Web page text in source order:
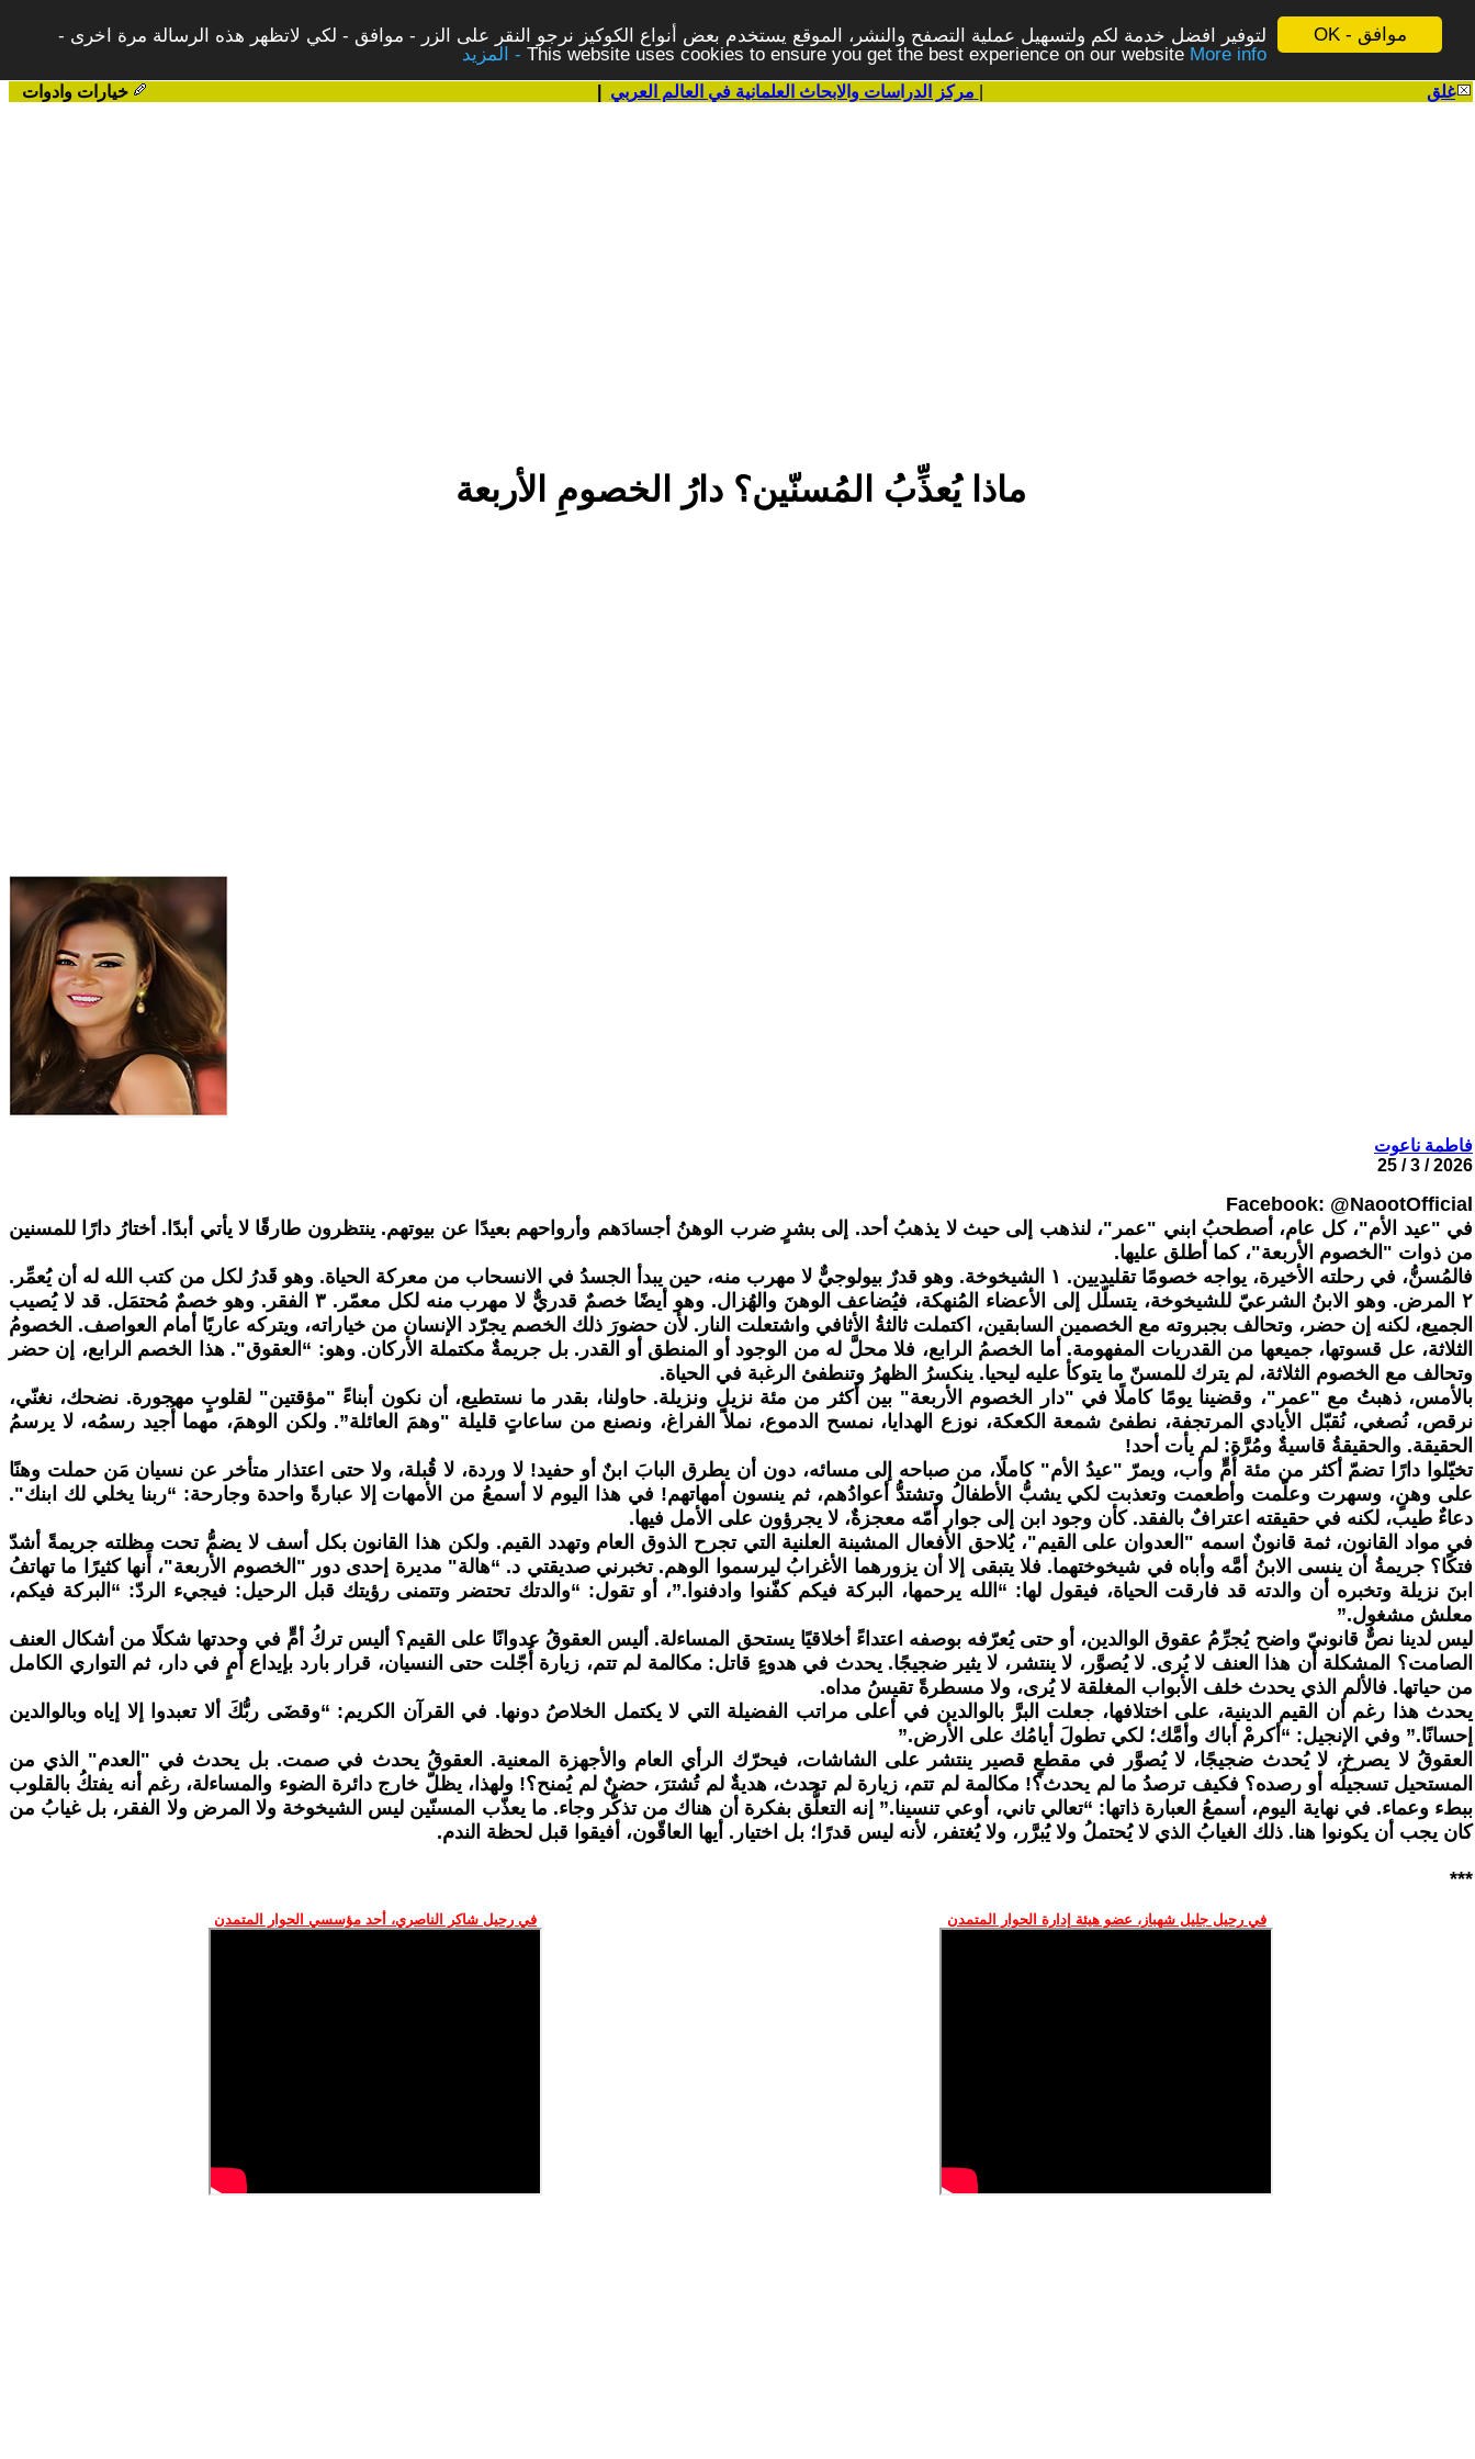
موافق - OK
لتوفير افضل خدمة لكم ولتسهيل عملية التصفح والنشر، الموقع يستخدم بعض أنواع الكوكيز نرجو النقر على الزر - موافق - لكي لاتظهر هذه الرسالة مرة اخرى -
This website uses cookies to ensure you get the best experience on our website More info - المزيد
غلق خيارات وادوات
ماذا يُعذِّبُ المُسنّين؟ دارُ الخصومِ الأربعة
فاطمة ناعوت
2026 / 3 / 25
Facebook: @NaootOfficial
في "عيد الأم"، كل عام، أصطحبُ ابني "عمر"، لنذهب إلى حيث لا يذهبُ أحد. إلى بشرٍ ضرب الوهنُ أجسادَهم وأرواحهم بعيدًا عن بيوتهم. ينتظرون طارقًا لا يأتي أبدًا. أختارُ دارًا للمسنين
من ذوات "الخصوم الأربعة"، كما أطلق عليها.
فالمُسنُّ، في رحلته الأخيرة، يواجه خصومًا تقليديين. ١ الشيخوخة. وهو قدرٌ بيولوجيٌّ لا مهرب منه، حين يبدأ الجسدُ في الانسحاب من معركة الحياة. وهو قَدرُ لكل من كتب الله له أن يُعمِّر.
٢ المرض. وهو الابنُ الشرعيّ للشيخوخة، يتسلّل إلى الأعضاء المُنهكة، فيُضاعف الوهنَ والهُزال. وهو أيضًا خصمٌ قدريٌّ لا مهرب منه لكل معمّر. ٣ الفقر. وهو خصمٌ مُحتمَل. قد لا يُصيب
الجميع، لكنه إن حضر، وتحالف بجبروته مع الخصمين السابقين، اكتملت ثالثةُ الأثافي واشتعلت النار. لأن حضورَ ذلك الخصم يجرّد الإنسان من خياراته، ويتركه عاريًا أمام العواصف. الخصومُ
الثلاثة، عل قسوتها، جميعها من القدريات المفهومة. أما الخصمُ الرابع، فلا محلَّ له من الوجود أو المنطق أو القدر. بل جريمةٌ مكتملة الأركان. وهو: “العقوق". هذا الخصم الرابع، إن حضر
وتحالف مع الخصوم الثلاثة، لم يترك للمسنّ ما يتوكأ عليه ليحيا. ينكسرُ الظهرُ وتنطفئ الرغبة في الحياة.
بالأمس، ذهبتُ مع "عمر"، وقضينا يومًا كاملًا في "دار الخصوم الأربعة" بين أكثر من مئة نزيلٍ ونزيلة. حاولنا، بقدر ما نستطيع، أن نكون أبناءً "مؤقتين" لقلوبٍ مهجورة. نضحك، نغنّي،
نرقص، نُصغي، نُقبّل الأيادي المرتجفة، نطفئ شمعة الكعكة، نوزع الهدايا، نمسح الدموع، نملأ الفراغ، ونصنع من ساعاتٍ قليلة "وهمَ العائلة”. ولكن الوهمَ، مهما أُجيد رسمُه، لا يرسمُ
الحقيقة. والحقيقةُ قاسيةٌ ومُرَّة: لم يأت أحد!
تخيّلوا دارًا تضمّ أكثر من مئة أُمٍّ وأب، ويمرّ "عيدُ الأم" كاملًا، من صباحه إلى مسائه، دون أن يطرق البابَ ابنٌ أو حفيد! لا وردة، لا قُبلة، ولا حتى اعتذار متأخر عن نسيان مَن حملت وهنًا
على وهنٍ، وسهرت وعلّمت وأطعمت وتعذبت لكي يشبُّ الأطفالُ وتشتدُّ أعوادُهم، ثم ينسون أمهاتهم! في هذا اليوم لا أسمعُ من الأمهات إلا عبارةً واحدة وجارحة: “ربنا يخلي لك ابنك".
دعاءٌ طيب، لكنه في حقيقته اعترافٌ بالفقد. كأن وجود ابن إلى جوار أمّه معجزةٌ، لا يجرؤون على الأمل فيها.
في مواد القانون، ثمة قانونٌ اسمه "العدوان على القيم"، يُلاحق الأفعال المشينة العلنية التي تجرح الذوق العام وتهدد القيم. ولكن هذا القانون بكل أسف لا يضمُّ تحت مِظلته جريمةً أشدّ
فتكًا؟ جريمةُ أن ينسى الابنُ أمَّه وأباه في شيخوختهما. فلا يتبقى إلا أن يزورهما الأغرابُ ليرسموا الوهم. تخبرني صديقتي د. “هالة" مديرة إحدى دور "الخصوم الأربعة"، أنها كثيرًا ما تهاتفُ
ابنَ نزيلة وتخبره أن والدته قد فارقت الحياة، فيقول لها: “الله يرحمها، البركة فيكم كفّنوا وادفنوا.”، أو تقول: “والدتك تحتضر وتتمنى رؤيتك قبل الرحيل: فيجيء الردّ: “البركة فيكم،
معلش مشغول.”
ليس لدينا نصٌّ قانونيّ واضح يُجرِّمُ عقوق الوالدين، أو حتى يُعرّفه بوصفه اعتداءً أخلاقيًا يستحق المساءلة. أليس العقوقُ عدوانًا على القيم؟ أليس تركُ أمٍّ في وحدتها شكلًا من أشكال العنف
الصامت؟ المشكلة أن هذا العنف لا يُرى. لا يُصوَّر، لا ينتشر، لا يثير ضجيجًا. يحدث في هدوءٍ قاتل: مكالمة لم تتم، زيارة أُجّلت حتى النسيان، قرار بارد بإيداع أمٍ في دار، ثم التواري الكامل
من حياتها. فالألم الذي يحدث خلف الأبواب المغلقة لا يُرى، ولا مسطرةً تقيسُ مداه.
يحدث هذا رغم أن القيم الدينية، على اختلافها، جعلت البرَّ بالوالدين في أعلى مراتب الفضيلة التي لا يكتمل الخلاصُ دونها. في القرآن الكريم: “وقضَى ربُّكَ ألا تعبدوا إلا إياه وبالوالدين
إحسانًا.” وفي الإنجيل: “أكرمْ أباك وأمَّك؛ لكي تطولَ أيامُك على الأرض.”
العقوقُ لا يصرخ، لا يُحدث ضجيجًا، لا يُصوَّر في مقطعٍ قصير ينتشر على الشاشات، فيحرّك الرأي العام والأجهزة المعنية. العقوقُ يحدث في صمت. بل يحدث في "العدم" الذي من
المستحيل تسجيلُه أو رصده؟ فكيف ترصدُ ما لم يحدث؟! مكالمة لم تتم، زيارة لم تحدث، هديةٌ لم تُشترَ، حضنٌ لم يُمنح؟! ولهذا، يظلّ خارج دائرة الضوء والمساءلة، رغم أنه يفتكُ بالقلوب
ببطء وعماء. في نهاية اليوم، أسمعُ العبارة ذاتها: “تعالي تاني، أوعي تنسينا.” إنه التعلُّق بفكرة أن هناك من تذكّر وجاء. ما يعذّب المسنّين ليس الشيخوخة ولا المرض ولا الفقر، بل غيابُ من
كان يجب أن يكونوا هنا. ذلك الغيابُ الذي لا يُحتملُ ولا يُبرَّر، ولا يُغتفر، لأنه ليس قدرًا؛ بل اختيار. أيها العاقّون، أفيقوا قبل لحظة الندم.
***
في رحيل جليل شهباز، عضو هيئة إدارة الحوار المتمدن في رحيل شاكر الناصري، أحد مؤسسي الحوار المتمدن